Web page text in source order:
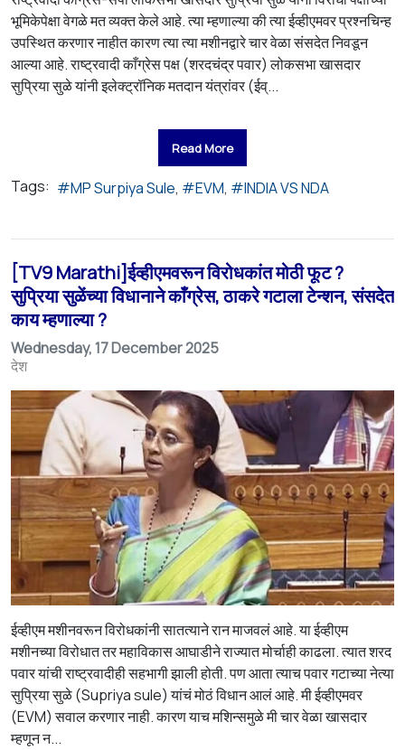
भूमिकेपेक्षा वेगळे मत व्यक्त केले आहे. त्या म्हणाल्या की त्या ईव्हीएमवर प्रश्नचिन्ह
उपस्थित करणार नाहीत कारण त्या त्या मशीनद्वारे चार वेळा संसदेत निवडून
आल्या आहे. राष्ट्रवादी काँग्रेस पक्ष (शरदचंद्र पवार) लोकसभा खासदार
सुप्रिया सुळे यांनी इलेक्ट्रॉनिक मतदान यंत्रांवर (ईव्...
Read More
Tags: MP Surpiya Sule EVM INDIA VS NDA
[TV9 Marathi]ईव्हीएमवरून विरोधकांत मोठी फूट ?
सुप्रिया सुळेंच्या विधानाने काँग्रेस, ठाकरे गटाला टेन्शन, संसदेत
काय म्हणाल्या ?
Wednesday, 17 December 2025
देश
ईव्हीएम मशीनवरून विरोधकांनी सातत्याने रान माजवलं आहे. या ईव्हीएम
मशीनच्या विरोधात तर महाविकास आघाडीने राज्यात मोर्चाही काढला. त्यात शरद
पवार यांची राष्ट्रवादीही सहभागी झाली होती. पण आता त्याच पवार गटाच्या नेत्या
सुप्रिया सुळे (Supriya sule) यांचं मोठं विधान आलं आहे. मी ईव्हीएमवर
(EVM) सवाल करणार नाही. कारण याच मशिन्समुळे मी चार वेळा खासदार
म्हणून न...